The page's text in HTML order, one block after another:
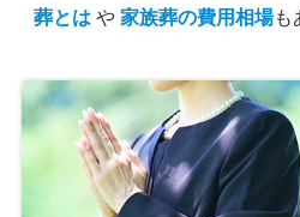
葬とは や家族葬の費用相場も